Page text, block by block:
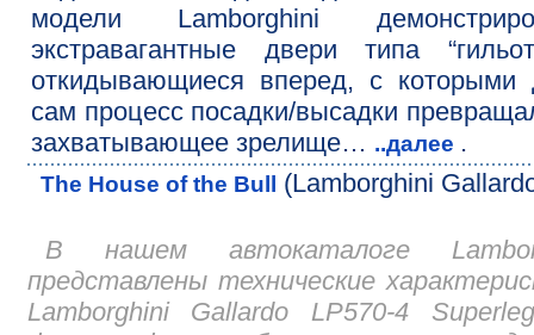
модели Lamborghini
экстравагантные двери типа
откидывающиеся вперед, с которыми
сам процесс посадки/высадки
захватывающее зрелище… ..далее .
The House of the Bull (Lamborghini
В нашем автокаталоге
представлены технические
Lamborghini Gallardo LP570-4